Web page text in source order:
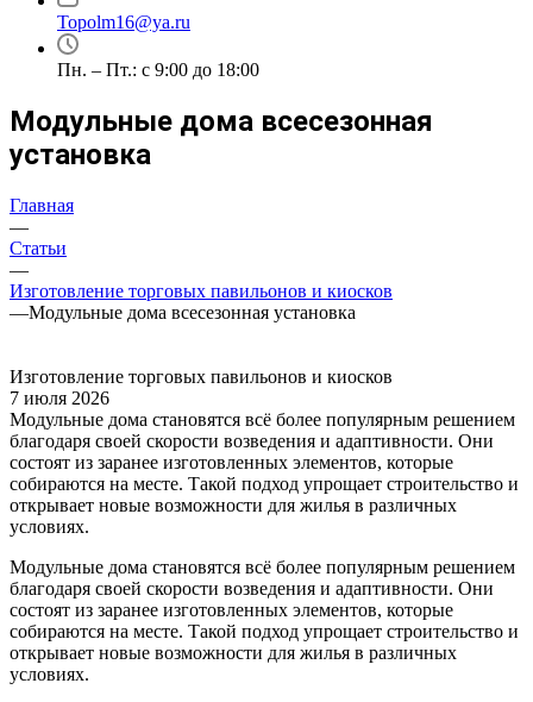
Topolm16@ya.ru
Пн. – Пт.: с 9:00 до 18:00
Модульные дома всесезонная
установка
Главная
—
Статьи
—
Изготовление торговых павильонов и киосков
—Модульные дома всесезонная установка
Изготовление торговых павильонов и киосков
7 июля 2026
Модульные дома становятся всё более популярным решением
благодаря своей скорости возведения и адаптивности. Они
состоят из заранее изготовленных элементов, которые
собираются на месте. Такой подход упрощает строительство и
открывает новые возможности для жилья в различных
условиях.
Модульные дома становятся всё более популярным решением
благодаря своей скорости возведения и адаптивности. Они
состоят из заранее изготовленных элементов, которые
собираются на месте. Такой подход упрощает строительство и
открывает новые возможности для жилья в различных
условиях.